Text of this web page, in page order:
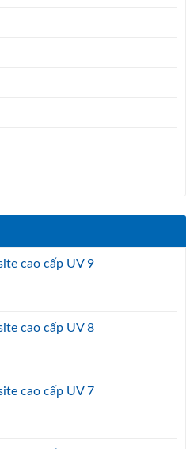
cao cấp UV 9
cao cấp UV 8
cao cấp UV 7